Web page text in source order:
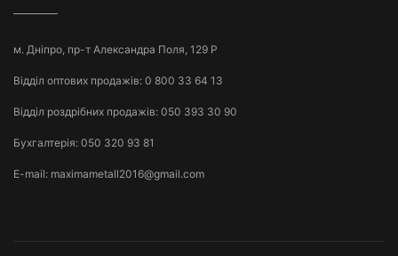
м. Дніпро, пр-т Александра Поля, 129 Р
Відділ оптових продажів: 0 800 33 64 13
Відділ роздрібних продажів: 050 393 30 90
Бухгалтерія: 050 320 93 81
E-mail: maximametall2016@gmail.com